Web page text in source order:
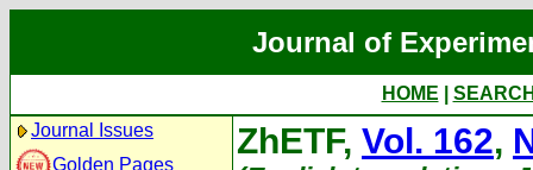
Journal of
HOME
Journal Issues
Golden Pages
ZhETF, Vol. 162,